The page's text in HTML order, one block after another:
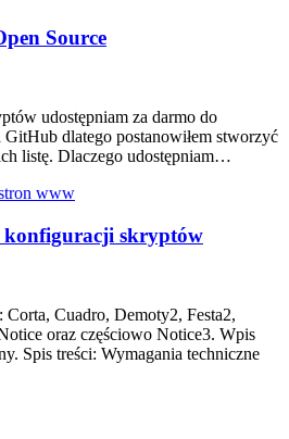
Source
udostępniam za darmo do
dlatego postanowiłem stworzyć
listę. Dlaczego udostępniam…
skryptów
Cuadro, Demoty2, Festa2,
oraz częściowo Notice3. Wpis
Spis treści: Wymagania techniczne